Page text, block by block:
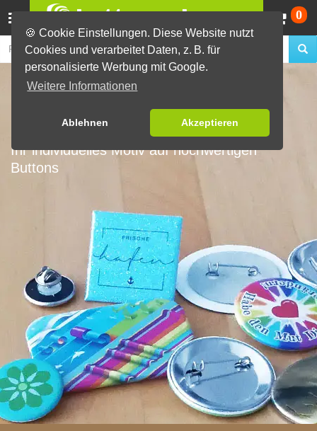
🍪 Cookie Einstellungen. Diese Website nutzt
Cookies und verarbeitet Daten, z. B. für
personalisierte Werbung mit Google.
Weitere Informationen
Ablehnen Akzeptieren
0
BUTTONS ONLINE
BESTELLEN
Ihr individuelles Motiv auf hochwertigen
Buttons